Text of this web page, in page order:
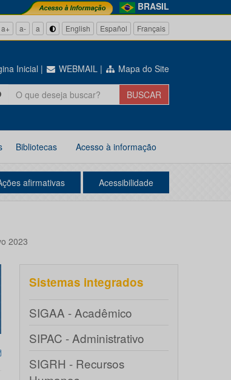
BRASIL
a+ a- a English Español Français
Inicial | WEBMAIL | Mapa do Site
Bibliotecas Acesso à informação
afirmativas Acessibilidade
2023
Sistemas integrados
SIGAA - Acadêmico
SIPAC - Administrativo
SIGRH - Recursos